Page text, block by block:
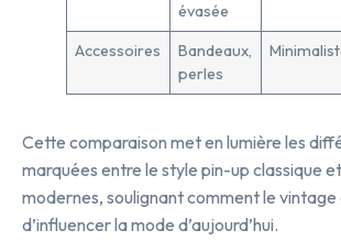
évasée
Accessoires
Bandeaux,
perles
Cette comparaison met en lumière les
marquées entre le style pin-up classique
modernes, soulignant comment le vintage
d’influencer la mode d’aujourd’hui.